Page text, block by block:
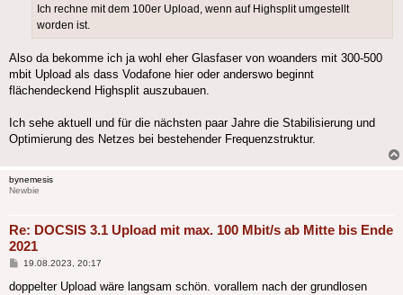
Ich rechne mit dem 100er Upload, wenn auf Highsplit umgestellt
worden ist.
Also da bekomme ich ja wohl eher Glasfaser von woanders mit 300-500
mbit Upload als dass Vodafone hier oder anderswo beginnt
flächendeckend Highsplit auszubauen.
Ich sehe aktuell und für die nächsten paar Jahre die Stabilisierung und
Optimierung des Netzes bei bestehender Frequenzstruktur.
bynemesis
Newbie
Re: DOCSIS 3.1 Upload mit max. 100 Mbit/s ab Mitte bis Ende
2021
Beitrag
19.08.2023, 20:17
doppelter Upload wäre langsam schön. vorallem nach der grundlosen